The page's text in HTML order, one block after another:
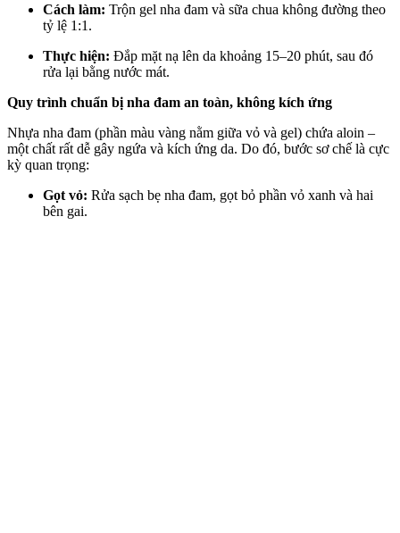
Cách làm: Trộn gel nha đam và sữa chua không đường theo
tỷ lệ 1:1.
Thực hiện: Đắp mặt nạ lên da khoảng 15–20 phút, sau đó
rửa lại bằng nước mát.
Quy trình chuẩn bị nha đam an toàn, không kích ứng
Nhựa nha đam (phần màu vàng nằm giữa vỏ và gel) chứa aloin –
một chất rất dễ gây ngứa và kích ứng da. Do đó, bước sơ chế là cực
kỳ quan trọng:
Gọt vỏ: Rửa sạch bẹ nha đam, gọt bỏ phần vỏ xanh và hai
bên gai.